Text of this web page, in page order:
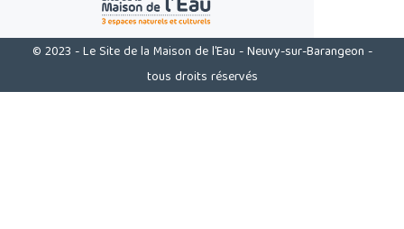
© 2023 - Le Site de la Maison de l'Eau - Neuvy-sur-Barangeon -
tous droits réservés